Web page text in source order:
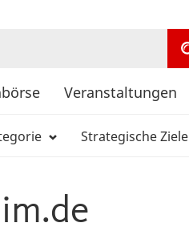
Veranstaltungen
Strategische Ziele